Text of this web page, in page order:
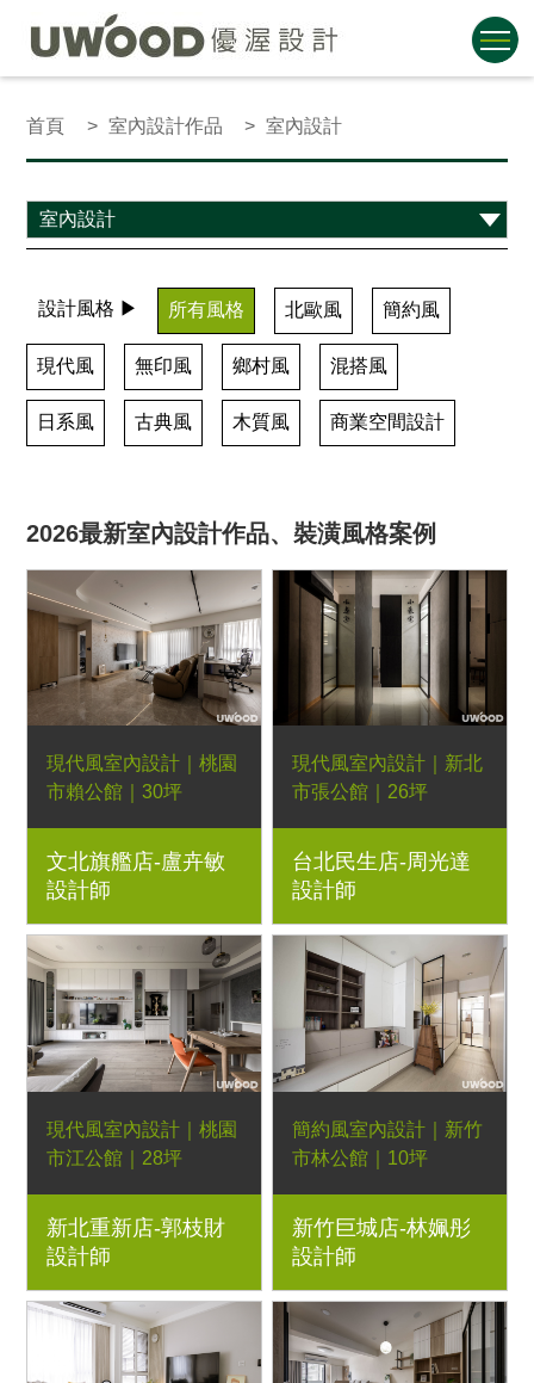
首頁 室內設計作品 室內設計
設計風格 ▶ 所有風格 北歐風 簡約風
現代風 無印風 鄉村風 混搭風
日系風 古典風 木質風 商業空間設計
2026最新室內設計作品、裝潢風格案例
現代風室內設計｜桃園
市賴公館｜30坪
3房2廳｜優渥系統櫃、
Orderfloor超耐磨架高
木地板、藝術漆、石紋
大板磚、灰鏡、鐵件玻
璃門、木格柵、隱藏門
文北旗艦店-盧卉敏
設計師
現代風室內設計｜新北
市張公館｜26坪
3房2廳｜優渥系統櫃、
藝術漆、鐵藝字樣、
LED燈條、石紋美耐
板、烤漆玻璃、灰鏡、
鋁框玻璃拉門
台北民生店-周光達
設計師
現代風室內設計｜桃園
市江公館｜28坪
3房2廳｜優渥系統櫃、
司曼特藝術漆、鐵件玻
璃滑門
新北重新店-郭枝財
設計師
簡約風室內設計｜新竹
市林公館｜10坪
1房1廳｜優渥系統櫃、
臥榻床、鐵件玻璃屏風
及滑門、烤漆玻璃
新竹巨城店-林姵彤
設計師